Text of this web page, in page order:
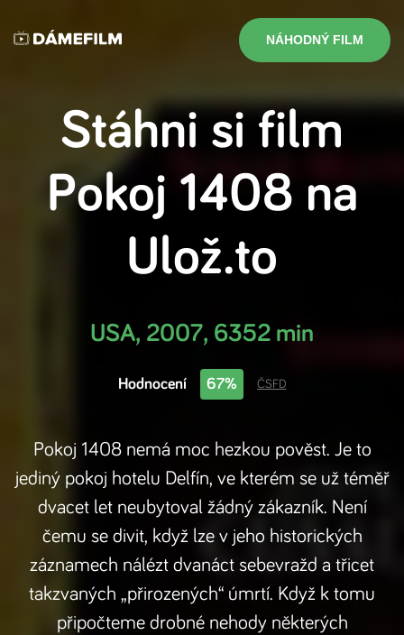
NÁHODNÝ FILM
Stáhni si film
Pokoj 1408 na
Ulož.to
USA, 2007, 6352 min
Hodnocení 67% ČSFD
Pokoj 1408 nemá moc hezkou pověst. Je to
jediný pokoj hotelu Delfín, ve kterém se už téměř
dvacet let neubytoval žádný zákazník. Není
čemu se divit, když lze v jeho historických
záznamech nálézt dvanáct sebevražd a třicet
takzvaných „přirozených“ úmrtí. Když k tomu
připočteme drobné nehody některých